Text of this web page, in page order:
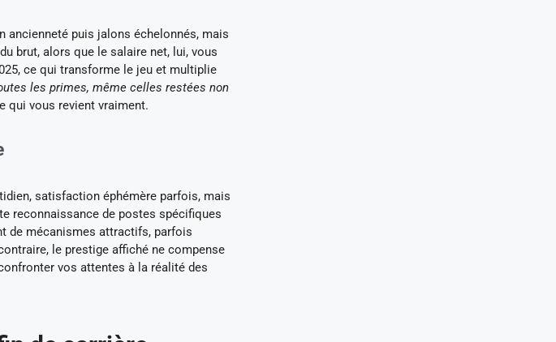
ancienneté puis jalons échelonnés, mais
brut, alors que le salaire net, lui, vous
ce qui transforme le jeu et multiplie
les primes, même celles restées non
qui vous revient vraiment.
satisfaction éphémère parfois, mais
reconnaissance de postes spécifiques
de mécanismes attractifs, parfois
le prestige affiché ne compense
vos attentes à la réalité des